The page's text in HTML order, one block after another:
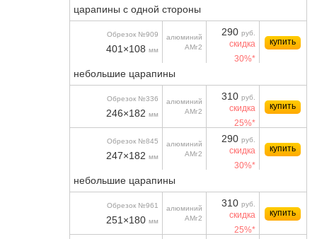
царапины с одной стороны
Обрезок №909
401×108 мм
алюминий
АМг2
290 руб.
скидка
30%*
купить
небольшие царапины
Обрезок №336
246×182 мм
алюминий
АМг2
310 руб.
скидка
25%*
купить
Обрезок №845
247×182 мм
алюминий
АМг2
290 руб.
скидка
30%*
купить
небольшие царапины
Обрезок №961
251×180 мм
алюминий
АМг2
310 руб.
скидка
25%*
купить